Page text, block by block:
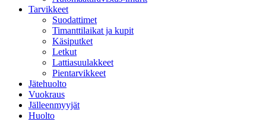
Tarvikkeet
Suodattimet
Timanttilaikat ja kupit
Käsiputket
Letkut
Lattiasuulakkeet
Pientarvikkeet
Jätehuolto
Vuokraus
Jälleenmyyjät
Huolto